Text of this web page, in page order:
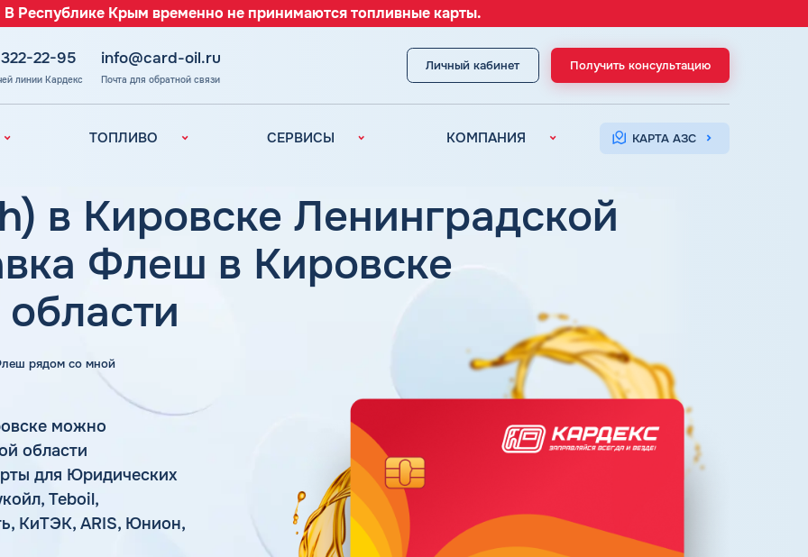
Республике Крым временно не принимаются топливные карты.
22-95
линии Кардекс
info@card-oil.ru
Почта для обратной связи
Личный кабинет Получить консультацию
ТОПЛИВО
Бензин
Дизельное
топливо
Топливный газ
Топливные бренды
Калькулятор
расхода топлива
СЕРВИСЫ
Документооборот
(ЭДО)
Аналитика и
Рекомендации
КОМПАНИЯ КАРТА АЗС
рядом со мной
в Кировске Ленинградской
Флеш в Кировске
можно
области
для Юридических
Teboil,
КиТЭК, ARIS, Юнион,